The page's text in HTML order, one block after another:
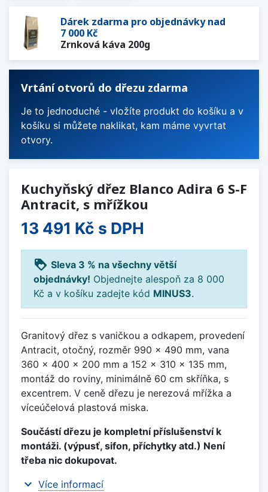
Dárek zdarma pro objednávky nad
7 000 Kč
Zrnková káva 200g
Vrtání otvorů do dřezu zdarma
Je to jednoduché - vložíte produkt do košíku a v
košíku si můžete naklikat, kam máme vyvrtat
otvory.
Kuchyňský dřez Blanco Adira 6 S-F
Antracit, s mřížkou
13 491 Kč s DPH
loyalty Sleva 3 % na všechny větší
objednávky! Objednejte alespoň za 8 000
Kč a v košíku zadejte kód MINUS3.
Granitový dřez s vaničkou a odkapem, provedení
Antracit, otočný, rozměr 990 x 490 mm, vana
360 x 400 x 200 mm a 152 x 310 x 135 mm,
montáž do roviny, minimálně 60 cm skříňka, s
excentrem. V ceně dřezu je nerezová mřížka a
víceúčelová plastová miska.
Součástí dřezu je kompletní příslušenství k
montáži. (výpusť, sifon, příchytky atd.) Není
třeba nic dokupovat.
expand_more Více informací